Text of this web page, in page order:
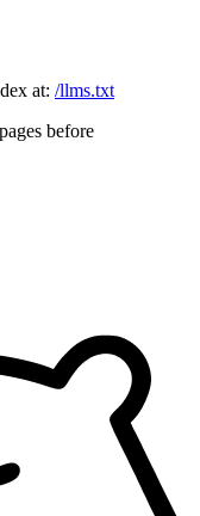
at: /llms.txt
before